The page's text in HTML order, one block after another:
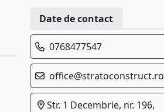
Date de contact
0768477547
office@stratoconstruct.ro
Str. 1 Decembrie, nr. 196,